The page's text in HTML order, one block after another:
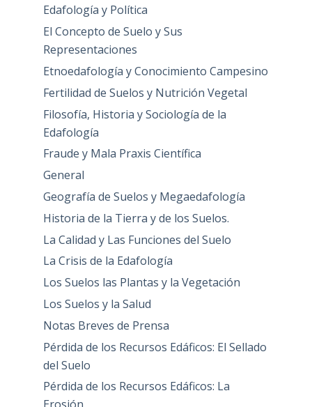
Edafología y Política
El Concepto de Suelo y Sus
Representaciones
Etnoedafología y Conocimiento Campesino
Fertilidad de Suelos y Nutrición Vegetal
Filosofía, Historia y Sociología de la
Edafología
Fraude y Mala Praxis Científica
General
Geografía de Suelos y Megaedafología
Historia de la Tierra y de los Suelos.
La Calidad y Las Funciones del Suelo
La Crisis de la Edafología
Los Suelos las Plantas y la Vegetación
Los Suelos y la Salud
Notas Breves de Prensa
Pérdida de los Recursos Edáficos: El Sellado
del Suelo
Pérdida de los Recursos Edáficos: La